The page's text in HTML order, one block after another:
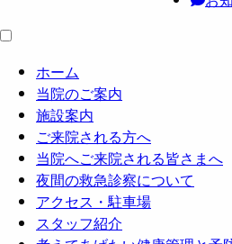
ホーム
当院のご案内
施設案内
ご来院される方へ
当院へご来院される皆さまへ
夜間の救急診察について
アクセス・駐車場
スタッフ紹介